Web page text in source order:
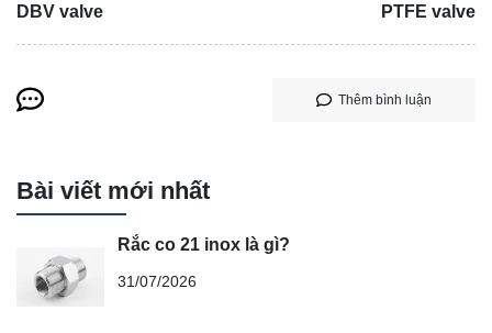
DBV valve PTFE valve
Thêm bình luận
Bài viết mới nhất
Rắc co 21 inox là gì?
31/07/2026